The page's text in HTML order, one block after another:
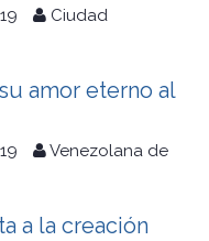
Ciudad
amor eterno al
Venezolana de
a la creación